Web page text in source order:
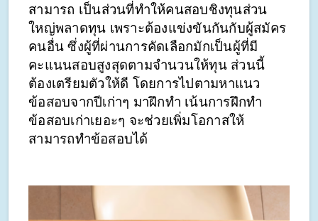
สามารถ เป็นส่วนที่ทำให้คนสอบชิงทุนส่วน
ใหญ่พลาดทุน เพราะต้องแข่งขันกันกับผู้สมัคร
คนอื่น ซึ่งผู้ที่ผ่านการคัดเลือกมักเป็นผู้ที่มี
คะแนนสอบสูงสุดตามจำนวนให้ทุน ส่วนนี้
ต้องเตรียมตัวให้ดี โดยการไปตามหาแนว
ข้อสอบจากปีเก่าๆ มาฝึกทำ เน้นการฝึกทำ
ข้อสอบเก่าเยอะๆ จะช่วยเพิ่มโอกาสให้
สามารถทำข้อสอบได้